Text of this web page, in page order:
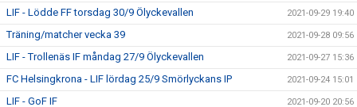
LIF - Lödde FF torsdag 30/9 Ölyckevallen 2021-09-29 19:40
Träning/matcher vecka 39 2021-09-28 09:56
LIF - Trollenäs IF måndag 27/9 Ölyckevallen 2021-09-27 15:36
FC Helsingkrona - LIF lördag 25/9 Smörlyckans IP 2021-09-24 15:01
LIF - GoF IF 2021-09-20 20:56